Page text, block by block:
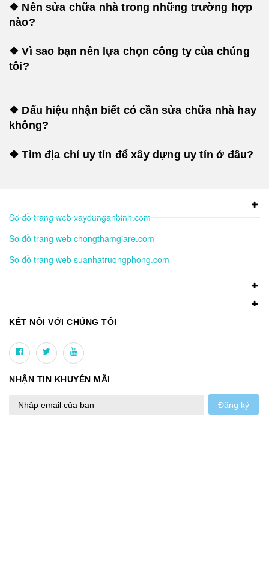
❖ Nên sửa chữa nhà trong những trường hợp
nào?
❖ Vì sao bạn nên lựa chọn công ty của chúng
tôi?
❖ Dấu hiệu nhận biết có cần sửa chữa nhà hay
không?
❖ Tìm địa chỉ uy tín để xây dựng uy tín ở đâu?
Sơ đồ trang web xaydunganbinh.com
Sơ đồ trang web chongthamgiare.com
Sơ đồ trang web suanhatruongphong.com
KẾT NỐI VỚI CHÚNG TÔI
NHẬN TIN KHUYẾN MÃI
Đăng ký